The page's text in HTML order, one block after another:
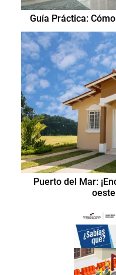
Guía Práctica:
Puerto del Mar: